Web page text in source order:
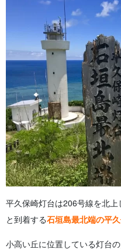
平久保崎灯台は206号線を北
と到着する石垣島最北端の平
小高い丘に位置している灯台